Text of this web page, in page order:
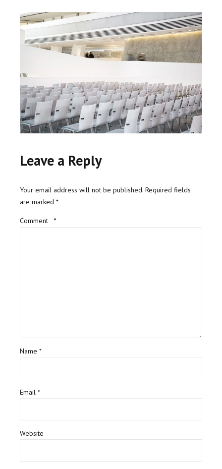
Leave a Reply
Your email address will not be published. Required fields
are marked *
Comment *
Name *
Email *
Website